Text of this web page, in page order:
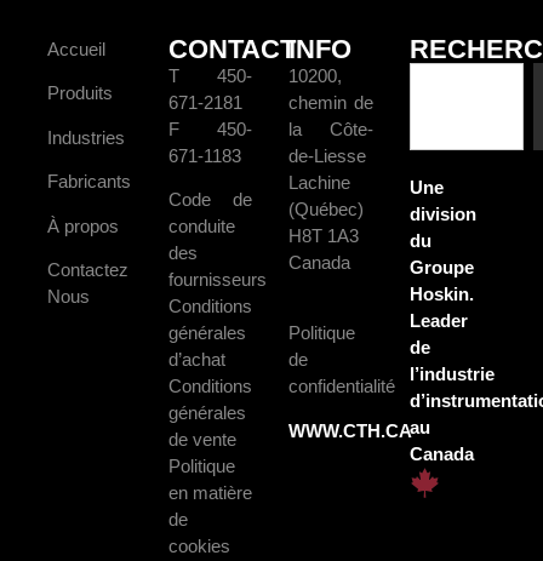
Accueil
Produits
Industries
Fabricants
À propos
Contactez
Nous
CONTACT
T 450-
671-2181
F 450-
671-1183
Code de
conduite
des
fournisseurs
Conditions
générales
d’achat
Conditions
générales
de vente
Politique
en matière
de
cookies
INFO
10200,
chemin de
la Côte-
de-Liesse
Lachine
(Québec)
H8T 1A3
Canada
Politique
de
confidentialité
WWW.CTH.CA
Une
division
du
Groupe
Hoskin.
Leader
de
l’industrie
au
Canada